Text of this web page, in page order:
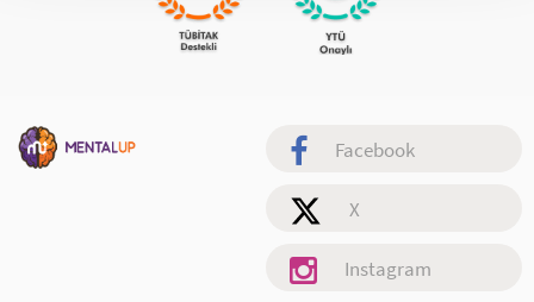
Facebook
X
Instagram